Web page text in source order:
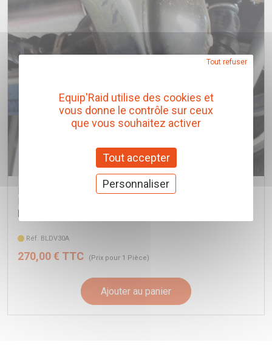
BLINDAGE NEZ DE PONT ARRIERE N4 8MM POUR
ISUZU D-MAX DE 2008 A 2011
N4-Offroad
Réf. BLDV30A
270,00 € TTC (Prix pour 1 Pièce)
Ajouter au panier
Equip'Raid utilise des cookies et
vous donne le contrôle sur ceux
que vous souhaitez activer
Tout accepter
Tout refuser
Personnaliser